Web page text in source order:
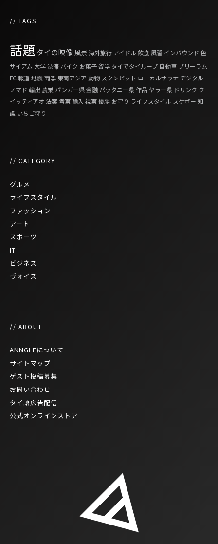
// TAGS
話題 タイの映像 風景海外旅行 アイドル 飲食 風習 インバウンド 色
サイアム 大学 渋滞 バイク お菓子留学 タイでタイループ 自動車 ブリーラム
FC 報道 地震雨季 東南アジア 動物 スクンビット ローカルサウナ デジタル
ノマド 輸出 農業 パンガー県金融 パッタニー県作品 ヤラー県 ドリンク ク
イッティアオ 法案考察輸入 視察優勝 お守り ライフスタイル スケボー 知
識 いちご狩り
// CATEGORY
グルメ
ライフスタイル
ファッション
アート
スポーツ
IT
ビジネス
ヴォイス
// ABOUT
ANNGLEについて
サイトマップ
ゲスト投稿募集
お問い合わせ
タイ語広告配信
公式オンラインストア